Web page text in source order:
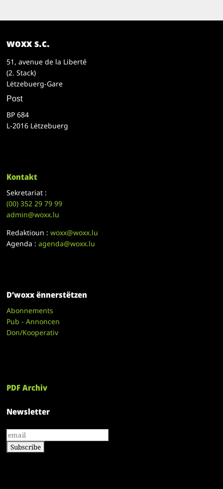
woxx s.c.
51, avenue de la Liberté
(2. Stack)
Lëtzebuerg-Gare
Post
BP 684
L-2016 Lëtzebuerg
Kontakt
Sekretariat :
(00)352 29 79 99
admin@woxx.lu
Redaktioun :woxx@woxx.lu
Agenda :agenda@woxx.lu
D’woxx ënnerstëtzen
Abonnements
Pub - Annoncen
Don/Kooperativ
PDF Archiv
Newsletter